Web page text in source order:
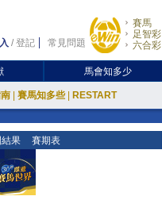
/登記 常見問題
賽馬
足智彩
六合彩
馬會知多少
賽馬知多些 RESTART
果 賽期表